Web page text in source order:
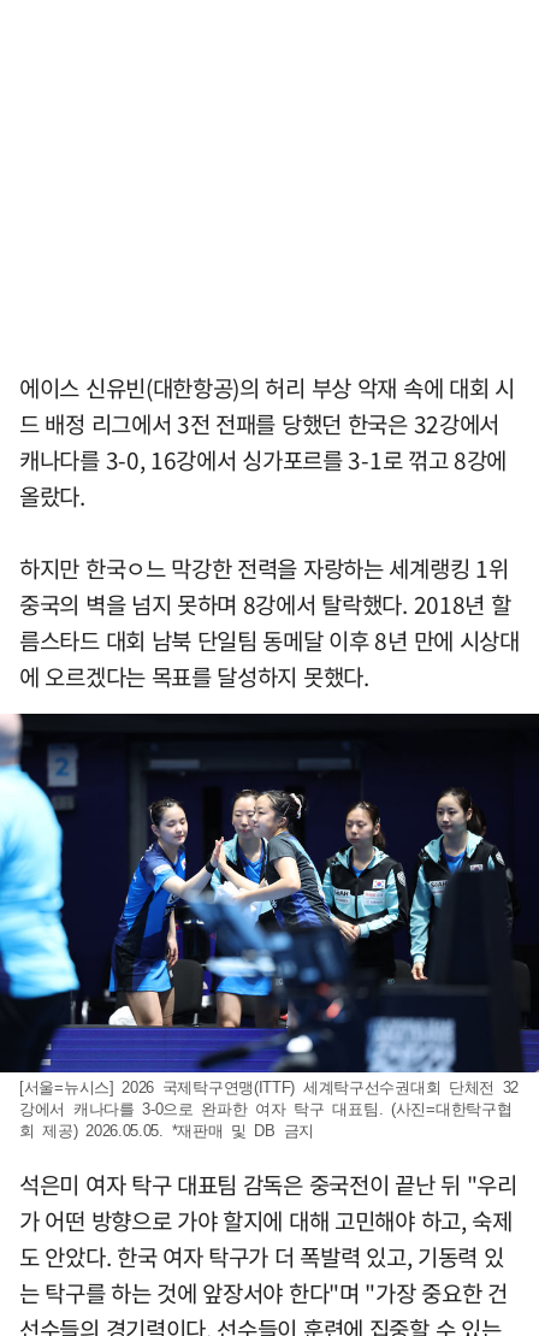
에이스 신유빈(대한항공)의 허리 부상 악재 속에 대회 시
드 배정 리그에서 3전 전패를 당했던 한국은 32강에서
캐나다를 3-0, 16강에서 싱가포르를 3-1로 꺾고 8강에
올랐다.
하지만 한국ㅇ느 막강한 전력을 자랑하는 세계랭킹 1위
중국의 벽을 넘지 못하며 8강에서 탈락했다. 2018년 할
름스타드 대회 남북 단일팀 동메달 이후 8년 만에 시상대
에 오르겠다는 목표를 달성하지 못했다.
[서울=뉴시스] 2026 국제탁구연맹(ITTF) 세계탁구선수권대회 단체전 32
강에서 캐나다를 3-0으로 완파한 여자 탁구 대표팀. (사진=대한탁구협
회 제공) 2026.05.05. *재판매 및 DB 금지
석은미 여자 탁구 대표팀 감독은 중국전이 끝난 뒤 "우리
가 어떤 방향으로 가야 할지에 대해 고민해야 하고, 숙제
도 안았다. 한국 여자 탁구가 더 폭발력 있고, 기동력 있
는 탁구를 하는 것에 앞장서야 한다"며 "가장 중요한 건
선수들의 경기력이다. 선수들이 훈련에 집중할 수 있는